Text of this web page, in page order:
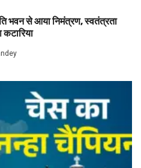
भवन से आया निमंत्रण, स्वतंत्रता
कटारिया